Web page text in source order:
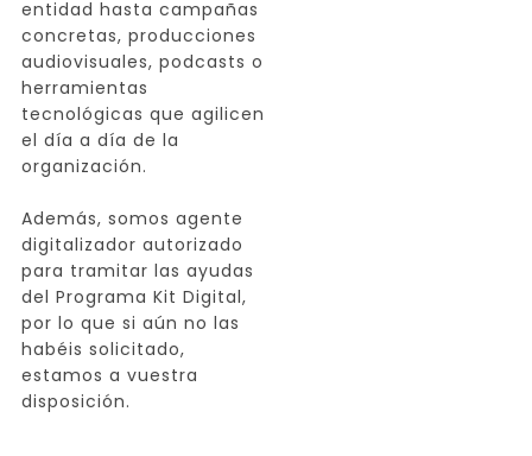
entidad hasta campañas
concretas, producciones
audiovisuales, podcasts o
herramientas
tecnológicas que agilicen
el día a día de la
organización.
Además, somos agente
digitalizador autorizado
para tramitar las ayudas
del Programa Kit Digital,
por lo que si aún no las
habéis solicitado,
estamos a vuestra
disposición.